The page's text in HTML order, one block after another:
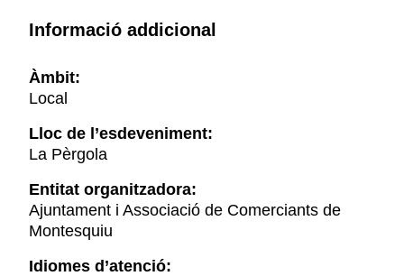
Informació addicional
Àmbit:
Local
Lloc de l’esdeveniment:
La Pèrgola
Entitat organitzadora:
Ajuntament i Associació de Comerciants de
Montesquiu
Idiomes d’atenció: